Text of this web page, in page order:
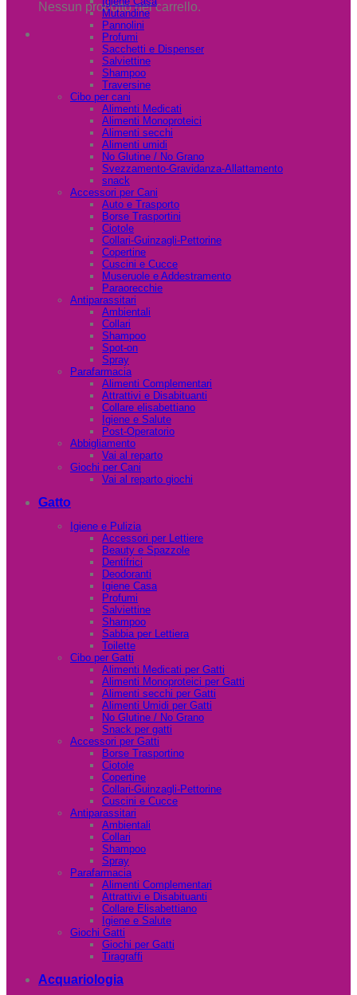
Nessun prodotto nel carrello.
Mutandine
Pannolini
Profumi
Sacchetti e Dispenser
Salviettine
Shampoo
Traversine
Cibo per cani
Alimenti Medicati
Alimenti Monoproteici
Alimenti secchi
Alimenti umidi
No Glutine / No Grano
Svezzamento-Gravidanza-Allattamento
snack
Accessori per Cani
Auto e Trasporto
Borse Trasportini
Ciotole
Collari-Guinzagli-Pettorine
Copertine
Cuscini e Cucce
Museruole e Addestramento
Paraorecchie
Antiparassitari
Ambientali
Collari
Shampoo
Spot-on
Spray
Parafarmacia
Alimenti Complementari
Attrattivi e Disabituanti
Collare elisabettiano
Igiene e Salute
Post-Operatorio
Abbigliamento
Vai al reparto
Giochi per Cani
Vai al reparto giochi
Gatto
Igiene e Pulizia
Accessori per Lettiere
Beauty e Spazzole
Dentifrici
Deodoranti
Igiene Casa
Profumi
Salviettine
Shampoo
Sabbia per Lettiera
Toilette
Cibo per Gatti
Alimenti Medicati per Gatti
Alimenti Monoproteici per Gatti
Alimenti secchi per Gatti
Alimenti Umidi per Gatti
No Glutine / No Grano
Snack per gatti
Accessori per Gatti
Borse Trasportino
Ciotole
Copertine
Collari-Guinzagli-Pettorine
Cuscini e Cucce
Antiparassitari
Ambientali
Collari
Shampoo
Spray
Parafarmacia
Alimenti Complementari
Attrattivi e Disabituanti
Collare Elisabettiano
Igiene e Salute
Giochi Gatti
Giochi per Gatti
Tiragraffi
Acquariologia